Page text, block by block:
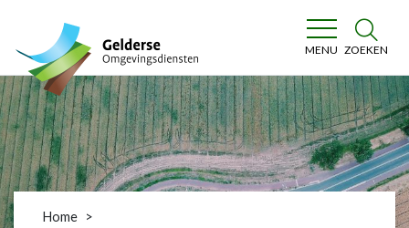
Gelderse Omgevingsdiensten
MENU ZOEKEN
Home